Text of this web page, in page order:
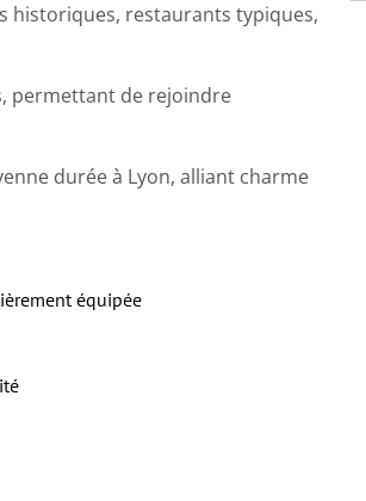
historiques, restaurants typiques,
permettant de rejoindre
durée à Lyon, alliant charme
équipée